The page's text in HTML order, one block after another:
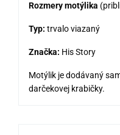
Rozmery motýlika
Typ: trvalo viazaný
Značka: His Story
Motýlik je dodávaný
darčekovej krabičky.